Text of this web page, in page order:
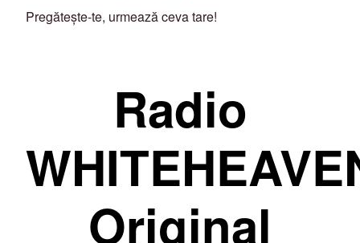
Pregătește-te, urmează ceva tare!
Radio
Original